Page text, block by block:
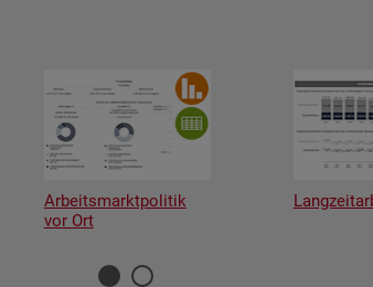
Arbeitsmarktpolitik
vor Ort